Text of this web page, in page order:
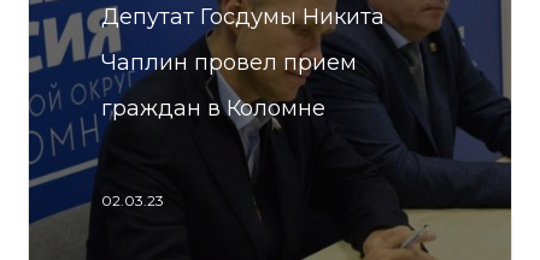
Депутат Госдумы Никита
Чаплин провел прием
граждан в Коломне
02.03.23